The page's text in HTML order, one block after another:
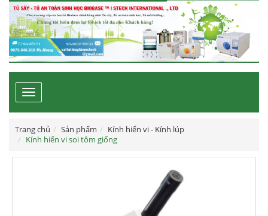
Toggle
navigation
Trang chủ Sản phẩm
Kính hiển vi - Kính lúp
Kính hiển vi soi tôm giống